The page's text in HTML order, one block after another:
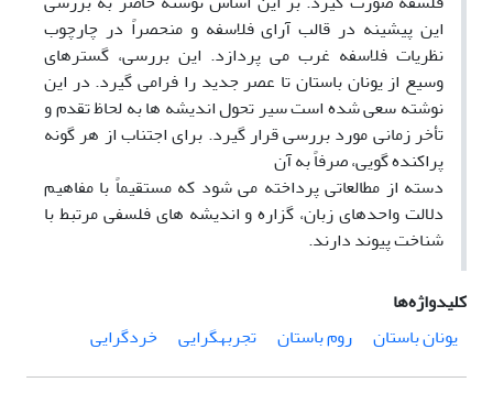
این پیشینه در قالب آرای فلاسفه و منحصراً در چارچوب
نظریات فلاسفه غرب می پردازد. این بررسی، گسترهای
وسیع از یونان باستان تا عصر جدید را فرامی گیرد. در این
نوشته سعی شده است سیر تحول اندیشه ها به لحاظ تقدم و
تأخر زمانی مورد بررسی قرار گیرد. برای اجتناب از هر گونه
پراکنده گویی، صرفاً به آن
دسته از مطالعاتی پرداخته می شود که مستقیماً با مفاهیم
دلالت واحدهای زبان، گزاره و اندیشه های فلسفی مرتبط با
شناخت پیوند دارند.
کلیدواژه‌ها
یونان باستان
روم باستان تجربهگرایی خردگرایی